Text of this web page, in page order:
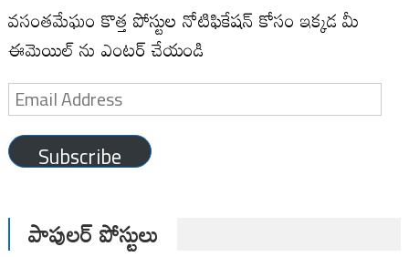
వసంతమేఘం కొత్త పోస్టుల నోటిఫికేషన్ కోసం ఇక్కడ మీ
ఈమెయిల్ ను ఎంటర్ చేయండి
Email
Address
Subscribe
పాపులర్ పోస్టులు